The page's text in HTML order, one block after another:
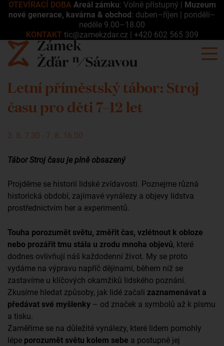
OTEVÍRACÍ DOBA Areál zámku: Volně přístupný | Muzeum
nové generace, kavárna & obchod: duben–říjen | pondělí–
neděle 9.00–18.00
KONTAKT tic@zamekzdar.cz | +420 602 565 309
Letní příměstský tábor: Stroj
času pro děti 7–12 let
3. 8. 7.30 - 7. 8. 16.00
Tábor Stroj času je plně obsazený
Projděme se historií lidské zvídavosti. Poznejme různá
historická období, zajímavé vynálezy a objevy lidstva
prostřednictvím her a experimentů.
Touha porozumět světu, změřit čas, vzlétnout k obloze
nebo prozářit tmu stála u zrodu mnoha objevů, které
dodnes ovlivňují náš každodenní život. My se proto
vydáme na výpravu napříč dějinami, během níž se
zastavíme u klíčových okamžiků lidského poznání.
Zkusíme hledat způsoby, jak lidé začali zaznamenávat a
předávat své myšlenky – od značek a symbolů až k písmu
a tisku.
Zaměříme se na důležité vynálezy, které lidem pomohly
lépe porozumět světu kolem sebe a postupně jej